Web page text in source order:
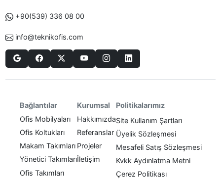
+90(539) 336 08 00
info@teknikofis.com
Bağlantılar
Ofis Mobilyaları
Ofis Koltukları
Makam Takımları
Yönetici Takımları
Ofis Takımları
Kurumsal
Hakkımızda
Referanslar
Projeler
İletişim
Politikalarımız
Site Kullanım Şartları
Üyelik Sözleşmesi
Mesafeli Satış Sözleşmesi
Kvkk Aydınlatma Metni
Çerez Politikası